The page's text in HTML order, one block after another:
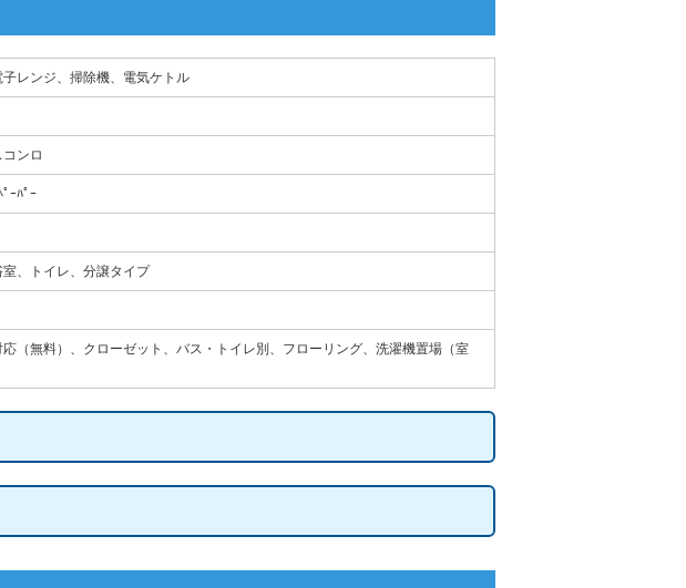
レンジ、掃除機、電気ケトル
ンロ
ｰﾊﾟｰ
、トイレ、分譲タイプ
（無料）、クローゼット、バス・トイレ別、フローリング、洗濯機置場（室